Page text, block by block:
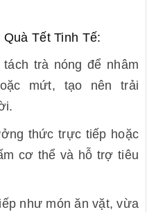
Tết Tinh Tế:
trà nóng để nhâm
mứt, tạo nên trải
thức trực tiếp hoặc
cơ thể và hỗ trợ tiêu
như món ăn vặt, vừa